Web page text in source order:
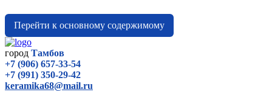
Перейти к основному содержимому
город Тамбов
+7 (906) 657-33-54
+7 (991) 350-29-42
keramika68@mail.ru